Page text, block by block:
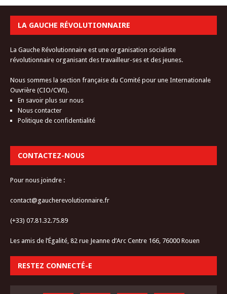
LA GAUCHE RÉVOLUTIONNAIRE
La Gauche Révolutionnaire est une organisation socialiste
révolutionnaire organisant des travailleur-ses et des jeunes.
Nous sommes la section française du Comité pour une Internationale
Ouvrière (CIO/CWI).
En savoir plus sur nous
Nous contacter
Politique de confidentialité
CONTACTEZ-NOUS
Pour nous joindre :
contact@gaucherevolutionnaire.fr
(+33) 07.81.32.75.89
Les amis de l’Égalité, 82 rue Jeanne d’Arc Centre 166, 76000 Rouen
RESTEZ CONNECTÉ-E